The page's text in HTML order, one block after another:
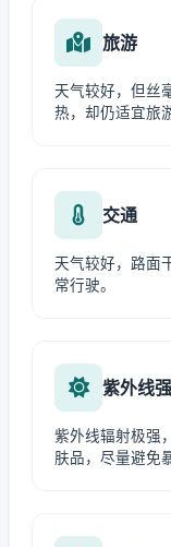
旅游
天气较好，但丝
热，却仍适宜旅
交通
天气较好，路面
常行驶。
紫外线
紫外线辐射极强
肤品，尽量避免